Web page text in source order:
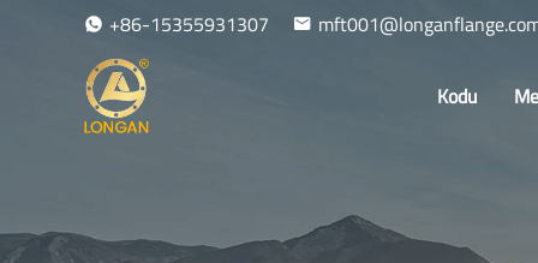
+86-15355931307
Kodu